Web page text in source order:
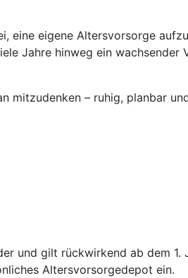
eigene Altersvorsorge
Jahre hinweg ein wachsender
mitzudenken – ruhig, planbar
und gilt rückwirkend ab dem 1.
Altersvorsorgedepot ein.